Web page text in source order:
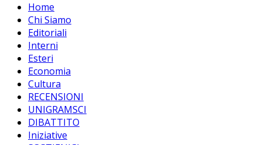
Home
Chi Siamo
Editoriali
Interni
Esteri
Economia
Cultura
RECENSIONI
UNIGRAMSCI
DIBATTITO
Iniziative